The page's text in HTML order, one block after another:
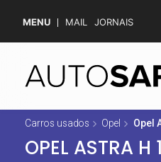
MENU MAIL JORNAIS
Carros usados Opel Opel
OPEL ASTRA H